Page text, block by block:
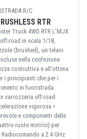
R/C
RTR
Truck 4WD RTR L'MJX
road in scala 1/18,
(brushed), un telaio
nella confezione.
costruttiva e all'ottima
i principianti che per i
in fuoristrada.
carrozzeria off-road
vigorosa •
e componenti delle
ruote motrici) per
a 2.4 GHz